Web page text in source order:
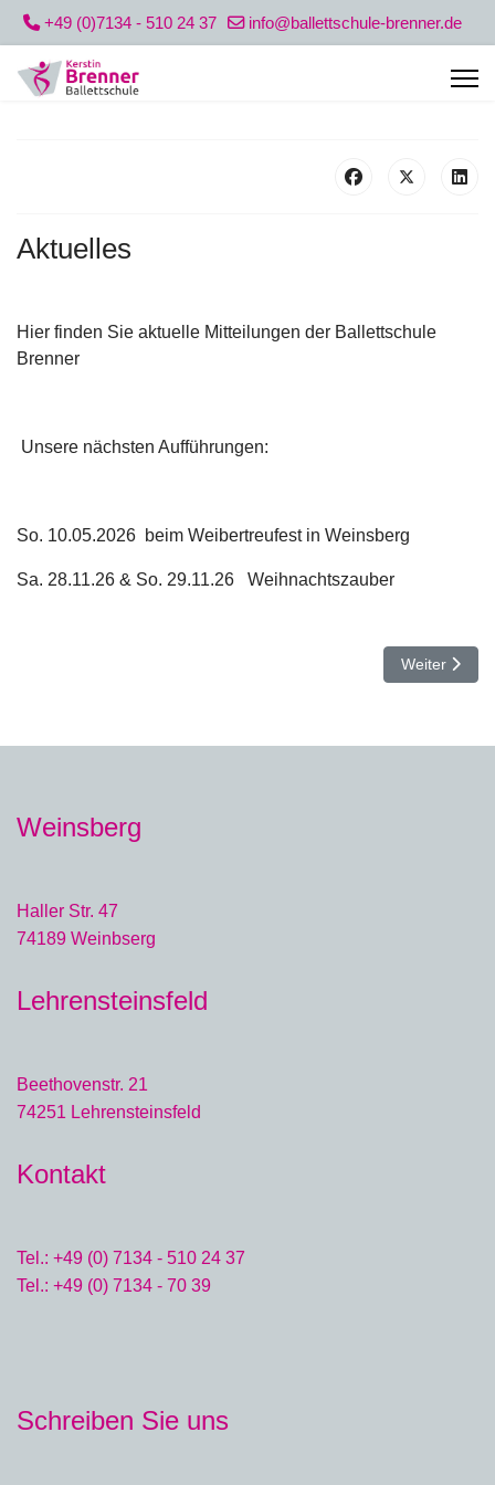
+49 (0)7134 - 510 24 37 info@ballettschule-brenner.de
Aktuelles
Hier finden Sie aktuelle Mitteilungen der Ballettschule
Brenner
Unsere nächsten Aufführungen:
So. 10.05.2026 beim Weibertreufest in Weinsberg
Sa. 28.11.26 & So. 29.11.26 Weihnachtszauber
Nächster
Weiter
Weinsberg
Haller Str. 47
74189 Weinbserg
Lehrensteinsfeld
Beethovenstr. 21
74251 Lehrensteinsfeld
Kontakt
Tel.: +49 (0) 7134 - 510 24 37
Tel.: +49 (0) 7134 - 70 39
Schreiben Sie uns